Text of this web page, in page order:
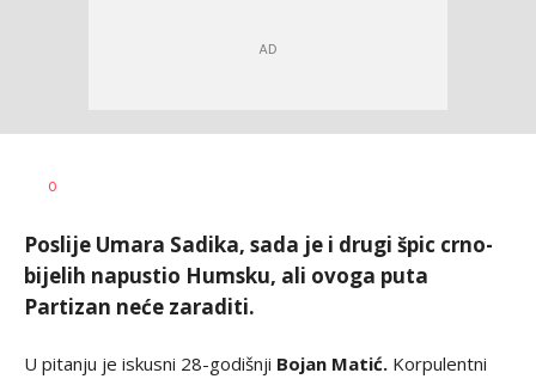
AUTOR
0
Poslije Umara Sadika, sada je i drugi špic crno-
bijelih napustio Humsku, ali ovoga puta
Partizan neće zaraditi.
U pitanju je iskusni 28-godišnji Bojan Matić. Korpulentni